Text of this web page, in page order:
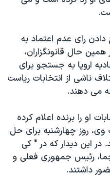
دادن رای عدم اعتماد به
حال قانونگزاران،
اروپا به جستجو برای
ناشی از انتخابات رياست
او را برنده اعلام کرده
وی، روز چهارشنبه برای حل
در اين ديدار که در " کی
رئيس جمهوری فعلی و
داشتند.